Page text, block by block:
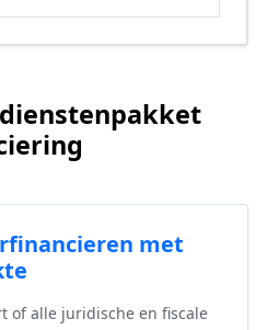
met
of alle juridische en fiscale